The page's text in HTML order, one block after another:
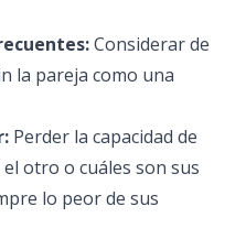
Considerar de
la pareja como una
Perder la capacidad de
otro o cuáles son sus
lo peor de sus